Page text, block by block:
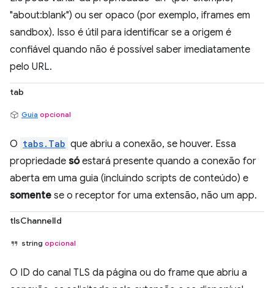
"about:blank") ou ser opaco (por exemplo, iframes em
sandbox). Isso é útil para identificar se a origem é
confiável quando não é possível saber imediatamente
pelo URL.
tab
Guia opcional
O tabs.Tab que abriu a conexão, se houver. Essa
propriedade sóestará presente quando a conexão for
aberta em uma guia (incluindo scripts de conteúdo) e
somente se o receptor for uma extensão, não um app.
tlsChannelId
string opcional
O ID do canal TLS da página ou do frame que abriu a